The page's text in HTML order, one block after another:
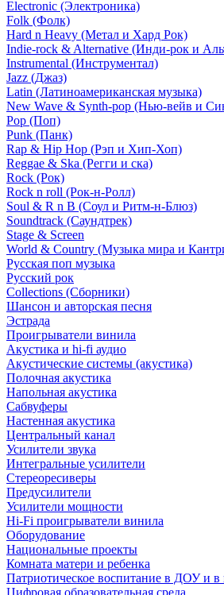
Electronic (Электроника)
Folk (Фолк)
Hard n Heavy (Метал и Хард Рок)
Indie-rock & Alternative (Инди-рок и
Instrumental (Инструментал)
Jazz (Джаз)
Latin (Латиноамериканская музыка)
New Wave & Synth-pop (Нью-вейв и
Pop (Поп)
Punk (Панк)
Rap & Hip Hop (Рэп и Хип-Хоп)
Reggae & Ska (Регги и ска)
Rock (Рок)
Rock n roll (Рок-н-Ролл)
Soul & R n B (Соул и Ритм-н-Блюз)
Soundtrack (Саундтрек)
Stage & Screen
World & Country (Музыка мира и
Русская поп музыка
Русский рок
Сollections (Сборники)
Шансон и авторская песня
Эстрада
Проигрыватели винила
Акустика и hi-fi аудио
Акустические системы (акустика)
Полочная акустика
Напольная акустика
Сабвуферы
Настенная акустика
Центральный канал
Усилители звука
Интегральные усилители
Стереоресиверы
Предусилители
Усилители мощности
Hi-Fi проигрыватели винила
Оборудование
Национальные проекты
Комната матери и ребенка
Патриотическое воспитание в ДОУ и в
Цифровая образовательная среда